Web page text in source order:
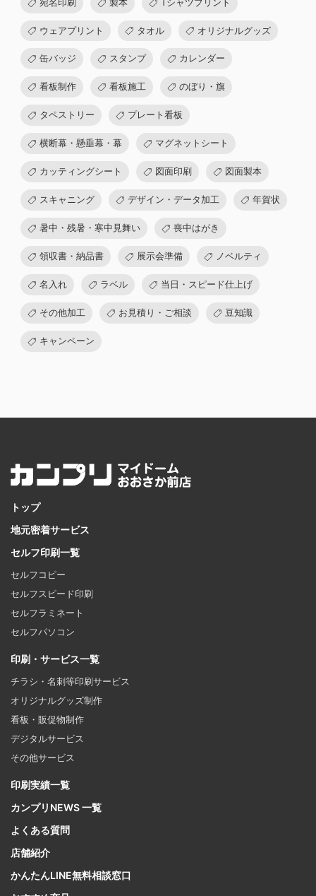
ウェアプリント タオル オリジナルグッズ
缶バッジ スタンプ カレンダー
看板制作 看板施工 のぼり・旗
タペストリー プレート看板
横断幕・懸垂幕・幕 マグネットシート
カッティングシート 図面印刷 図面製本
スキャニング デザイン・データ加工 年賀状
暑中・残暑・寒中見舞い 喪中はがき
領収書・納品書 展示会準備 ノベルティ
名入れ ラベル 当日・スピード仕上げ
その他加工 お見積り・ご相談 豆知識
キャンペーン
トップ
地元密着サービス
セルフ印刷一覧
セルフコピー
セルフスピード印刷
セルフラミネート
セルフパソコン
印刷・サービス一覧
チラシ・名刺等印刷サービス
オリジナルグッズ制作
看板・販促物制作
デジタルサービス
その他サービス
印刷実績一覧
カンプリNEWS 一覧
よくある質問
店舗紹介
かんたんLINE無料相談窓口